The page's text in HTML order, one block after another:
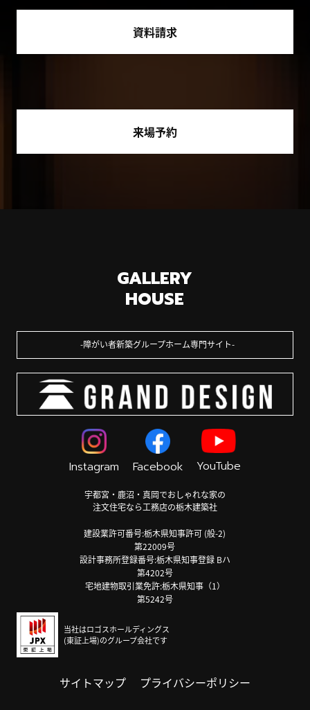
資料請求
来場予約
GALLERY
HOUSE
障がい者新築グループホーム専門サイト
Instagram Facebook YouTube
宇都宮・鹿沼・真岡でおしゃれな家の
注文住宅なら工務店の栃木建築社
建設業許可番号:栃木県知事許可 (般-2)
第22009号
設計事務所登録番号:栃木県知事登録 Bハ
第4202号
宅地建物取引業免許:栃木県知事（1）
第5242号
当社はロゴスホールディングス
(東証上場)のグループ会社です
サイトマップ プライバシーポリシー